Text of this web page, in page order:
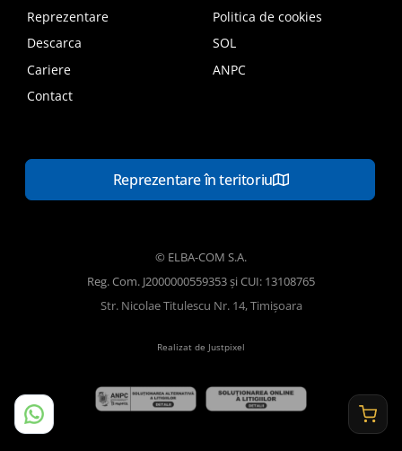
Reprezentare
Descarca
Cariere
Contact
Politica de cookies
SOL
ANPC
Reprezentare în teritoriu
© ELBA-COM S.A.
Reg. Com. J2000000559353 și CUI: 13108765
Str. Nicolae Titulescu Nr. 14, Timișoara
Realizat de Justpixel